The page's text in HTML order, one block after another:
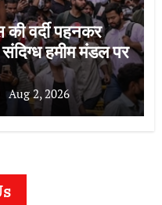
वर्दी पहनकर
हमीम मंडल पर
Aug 2, 2026